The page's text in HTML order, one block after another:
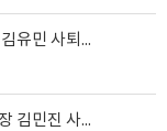
제 3대 지능형반도체공학과 학생회 학생회장 김유민 사퇴서
제 3대 지능형반도체공학과 학생회 부학생회장 김민진 사퇴서